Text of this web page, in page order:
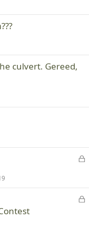
g
n
culvert. Gereed,
l
o